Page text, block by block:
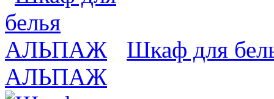
Шкаф для
АЛЬПАЖ